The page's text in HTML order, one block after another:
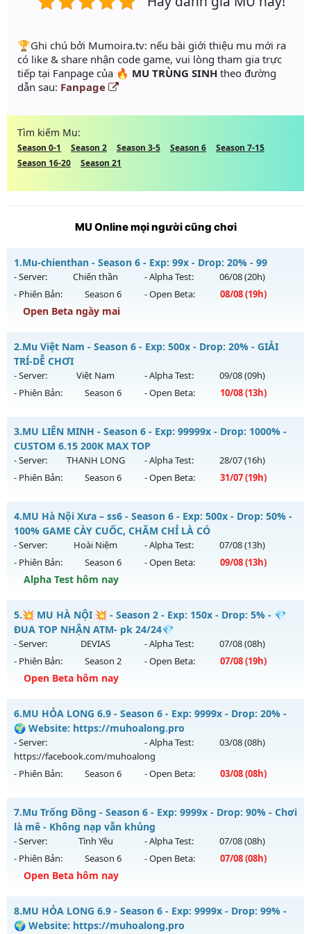
️🏆Ghi chú bởi Mumoira.tv: nếu bài giới thiệu mu mới ra
có like & share nhận code game, vui lòng tham gia trực
tiếp tại Fanpage của 🔥 MU TRÙNG SINH theo đường
dẫn sau: Fanpage
Tìm kiếm Mu:
Season 0-1 Season 2 Season 3-5 Season 6
Season 7-15
Season 16-20
Season 21
MU Online mọi người cũng chơi
1.Mu-chienthan - Season 6 - Exp: 99x - Drop: 20% - 99
- Server: Chiến thần - Alpha Test: 06/08(20h)
- Phiên Bản:
Season 6 - Open Beta: 08/08(19h)
Open Beta ngày mai
Mu-chienthan - 99
Mu mới ra tháng 08 2026 - Mở máy chủ
ngày 08/08/2626
Exp: 99x - Drop: 20%
Thể loại: Mu Nguyên bản Webzen
Antihack: Anti 8x
2.Mu Việt Nam - Season 6 - Exp: 500x - Drop: 20% - GIẢI
TRÍ-DỄ CHƠI
- Server: Việt Nam - Alpha Test: 09/08(09h)
- Phiên Bản:
Season 6 - Open Beta: 10/08(13h)
Mu Việt Nam - GIẢI TRÍ-DỄ CHƠI
Mu mới ra tháng 08 2026 - Mở máy chủ
ngày 10/08/2626
Exp: 500x - Drop: 20%
Thể loại: Mu Nguyên bản Webzen
Antihack: PRO
3.MU LIÊN MINH - Season 6 - Exp: 99999x - Drop: 1000% -
CUSTOM 6.15 200K MAX TOP
- Server: THANH LONG - Alpha Test: 28/07(16h)
- Phiên Bản:
Season 6 - Open Beta: 31/07(19h)
MU LIÊN MINH - CUSTOM 6.15 200K MAX TOP
Mu mới ra tháng 07 2026 - Mở máy chủTHANH LONG
19h ngày 31/07/2626
Exp: 99999x - Drop: 1000%
Kiểu reset: Reset In Game
Thể loại: Mu Custom thêm đồ mới
Antihack: BDC
4.MU Hà Nội Xưa – ss6 - Season 6 - Exp: 500x - Drop: 50% -
100% GAME CÀY CUỐC, CHĂM CHỈ LÀ CÓ
- Server: Hoài Niệm - Alpha Test: 07/08(13h)
- Phiên Bản:
Season 6 - Open Beta: 09/08(13h)
Alpha Test hôm nay
MU Hà Nội Xưa – ss6 - 100% GAME CÀY CUỐC, CHĂM CHỈ LÀ
CÓ
Mu mới ra tháng 08 2026 - Mở máy chủ
Hoài Niệmvào 13h
ngày 09/08/2626
Exp: 500x - Drop: 50%
Thể loại: Mu Nguyên bản Webzen
Antihack: BDCAM
5.💥 MU HÀ NỘI 💥 - Season 2 - Exp: 150x - Drop: 5% - 💎
ĐUA TOP NHẬN ATM- pk 24/24💎
- Server: DEVIAS - Alpha Test: 07/08(08h)
- Phiên Bản:
Season 2 - Open Beta: 07/08(19h)
Open Beta hôm nay
💥 MU HÀ NỘI 💥 - 💎 ĐUA TOP NHẬN ATM- pk 24/24💎
Mu mới ra tháng 08 2026 - Mở máy chủ
ngày 07/08/2626
Exp: 150x - Drop: 5%
Antihack: BDCAM
6.MU HỎA LONG 6.9 - Season 6 - Exp: 9999x - Drop: 20% -
🌍 Website: https://muhoalong.pro
- Server:
https://facebook.com/muhoalong
- Alpha Test: 03/08(08h)
- Phiên Bản: Season 6 - Open Beta: 03/08(08h)
MU HỎA LONG 6.9 - 🌍 Website: https://muhoalong.pro
Mu mới ra tháng 08 2026 - Mở máy chủ
https://facebook.com/muhoalongvào 08h ngày
03/08/2626
Exp: 9999x - Drop: 20%
Thể loại: Mu Nguyên bản Webzen
7.Mu Trống Đồng - Season 6 - Exp: 9999x - Drop: 90% - Chơi
là mê - Không nạp vẫn khủng
- Server: Tình Yêu - Alpha Test: 07/08(08h)
- Phiên Bản:
Season 6 - Open Beta: 07/08(08h)
Open Beta hôm nay
Mu Trống Đồng - Chơi là mê - Không nạp vẫn khủng
Mu mới ra tháng 08 2026 - Mở máy chủ
8.MU HỎA LONG 6.9 - Season 6 - Exp: 9999x - Drop: 99% -
🌍 Website: https://muhoalong.pro